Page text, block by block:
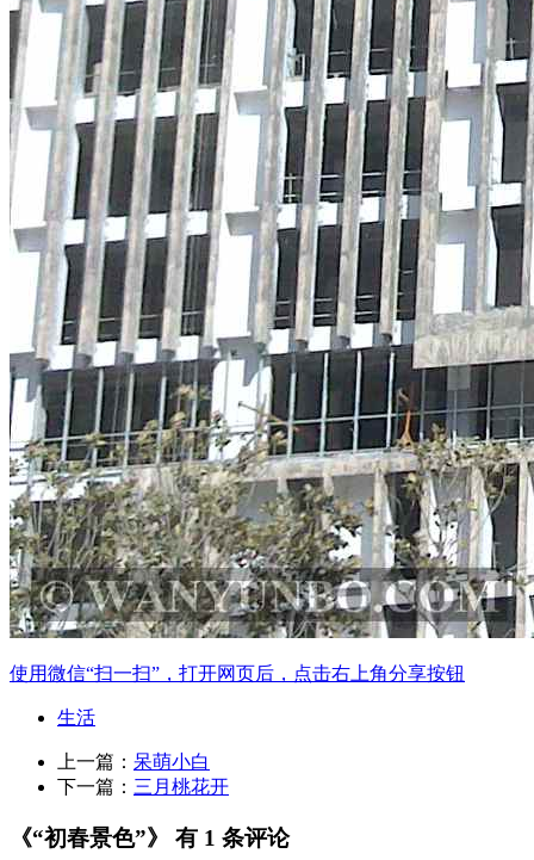
使用微信“扫一扫”，打开网页后，点击右上角分享按钮
生活
上一篇： 呆萌小白
下一篇： 三月桃花开
《“初春景色”》 有 1 条评论